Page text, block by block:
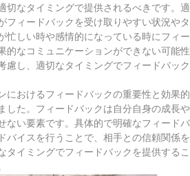
切なタイミングで提供されるべきです。適
フィードバックを受け取りやすい状況やタ
忙しい時や感情的になっている時にフィー
的なコミュニケーションができない可能性
慮し、適切なタイミングでフィードバック
におけるフィードバックの重要性と効果的
した。フィードバックは自分自身の成長や
ない要素です。具体的で明確なフィードバ
バイスを行うことで、相手との信頼関係を
タイミングでフィードバックを提供するこ